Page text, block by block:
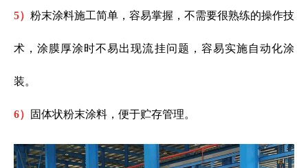
5） 粉末涂料施工简单，容易掌握，不需要很熟练的操作技
术，涂膜厚涂时不易出现流挂问题，容易实施自动化涂
装。
6） 固体状粉末涂料，便于贮存管理。